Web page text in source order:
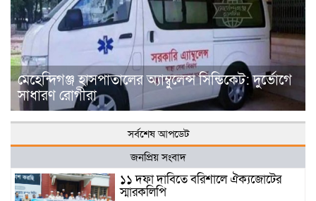
মেহেন্দিগঞ্জ হাসপাতালের অ্যাম্বুলেন্স সিন্ডিকেট: দুর্ভোগে
সাধারণ রোগীরা
সর্বশেষ আপডেট
জনপ্রিয় সংবাদ
১১ দফা দাবিতে বরিশালে ঐক্যজোটের
স্মারকলিপি